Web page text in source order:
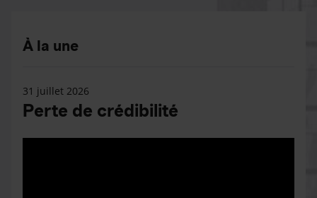
À la une
31 juillet 2026
Perte de crédibilité